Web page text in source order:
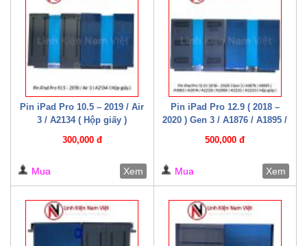
Pin iPad Pro 10.5 – 2019 / Air
3 / A2134 ( Hộp giấy )
300,000 đ
Mua Xem
Pin iPad Pro 12.9 ( 2018 –
2020 ) Gen 3 / A1876 / A1895 /
/ A2232 / A2233 / A2043 ( Hộp
500,000 đ
Mua Xem